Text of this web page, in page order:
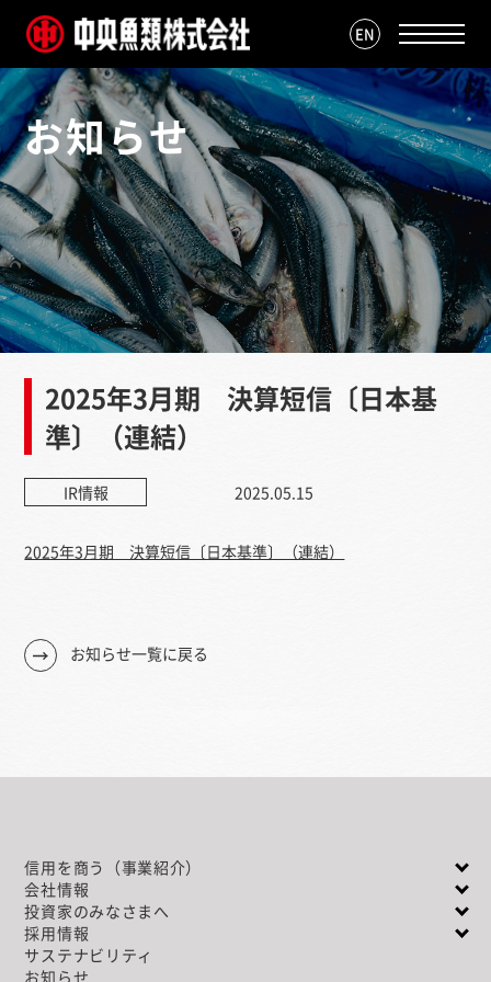
EN
お知らせ
2025年3月期 決算短信〔日本基
準〕（連結）
IR情報 2025.05.15
2025年3月期 決算短信〔日本基準〕（連結）
お知らせ一覧に戻る
信用を商う（事業紹介）
会社情報
投資家のみなさまへ
採用情報
サステナビリティ
お知らせ